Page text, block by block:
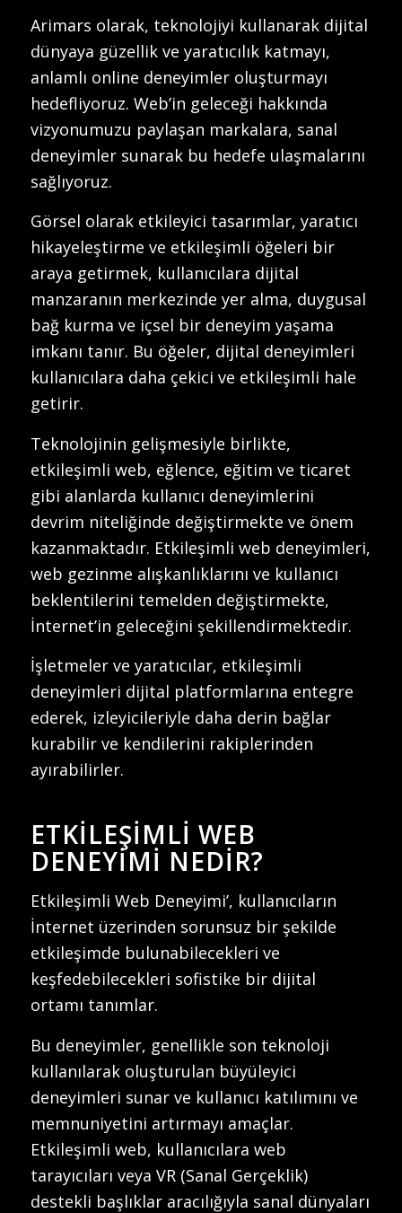
Arimars olarak, teknolojiyi kullanarak dijital
dünyaya güzellik ve yaratıcılık katmayı,
anlamlı online deneyimler oluşturmayı
hedefliyoruz. Web’in geleceği hakkında
vizyonumuzu paylaşan markalara, sanal
deneyimler sunarak bu hedefe ulaşmalarını
sağlıyoruz.
Görsel olarak etkileyici tasarımlar, yaratıcı
hikayeleştirme ve etkileşimli öğeleri bir
araya getirmek, kullanıcılara dijital
manzaranın merkezinde yer alma, duygusal
bağ kurma ve içsel bir deneyim yaşama
imkanı tanır. Bu öğeler, dijital deneyimleri
kullanıcılara daha çekici ve etkileşimli hale
getirir.
Teknolojinin gelişmesiyle birlikte,
etkileşimli web, eğlence, eğitim ve ticaret
gibi alanlarda kullanıcı deneyimlerini
devrim niteliğinde değiştirmekte ve önem
kazanmaktadır. Etkileşimli web deneyimleri,
web gezinme alışkanlıklarını ve kullanıcı
beklentilerini temelden değiştirmekte,
İnternet’in geleceğini şekillendirmektedir.
İşletmeler ve yaratıcılar, etkileşimli
deneyimleri dijital platformlarına entegre
ederek, izleyicileriyle daha derin bağlar
kurabilir ve kendilerini rakiplerinden
ayırabilirler.
ETKILEŞIMLI WEB
DENEYIMI NEDIR?
Etkileşimli Web Deneyimi’, kullanıcıların
İnternet üzerinden sorunsuz bir şekilde
etkileşimde bulunabilecekleri ve
keşfedebilecekleri sofistike bir dijital
ortamı tanımlar.
Bu deneyimler, genellikle son teknoloji
kullanılarak oluşturulan büyüleyici
deneyimleri sunar ve kullanıcı katılımını ve
memnuniyetini artırmayı amaçlar.
Etkileşimli web, kullanıcılara web
tarayıcıları veya VR (Sanal Gerçeklik)
destekli başlıklar aracılığıyla sanal dünyaları